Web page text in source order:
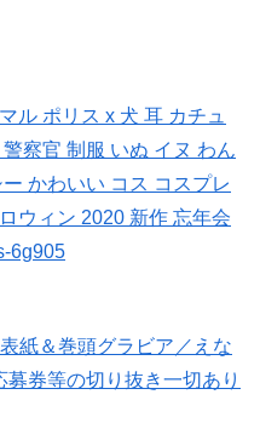
ル ポリス x 犬 耳 カチュ
察官 制服 いぬ イヌ わん
かわいい コス コスプレ
ウィン 2020 新作 忘年会
6g905
紙＆巻頭グラビア／えな
券等の切り抜き一切あり